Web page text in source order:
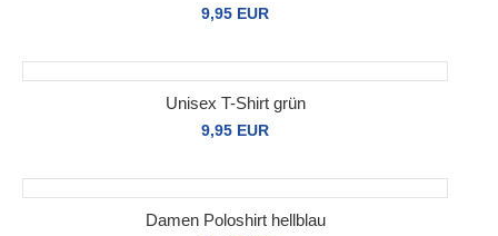
9,95 EUR
Unisex T-Shirt grün
9,95 EUR
Damen Poloshirt hellblau